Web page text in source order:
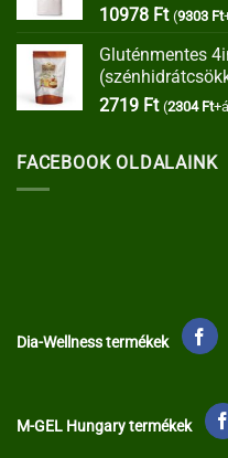
10978 Ft (9303 Ft
Gluténmentes
2719 Ft (2304 Ft
FACEBOOK OLDALAINK
Dia-Wellness termékek
M-GEL Hungary termékek